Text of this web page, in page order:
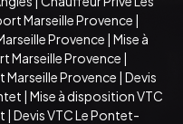
Marseille Provence |
Provence | Mise à
Marseille Provence |
Provence | Devis
| Mise à disposition VTC
| Devis VTC Le Pontet-